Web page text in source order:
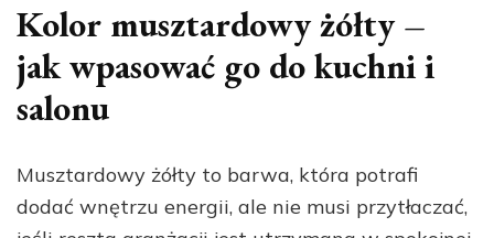
Kolor musztardowy żółty –
jak wpasować go do kuchni i
salonu
Musztardowy żółty to barwa, która potrafi
dodać wnętrzu energii, ale nie musi przytłaczać,